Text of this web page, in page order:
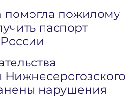
помогла пожилому
паспорт
Нижнесерогозского
нарушения